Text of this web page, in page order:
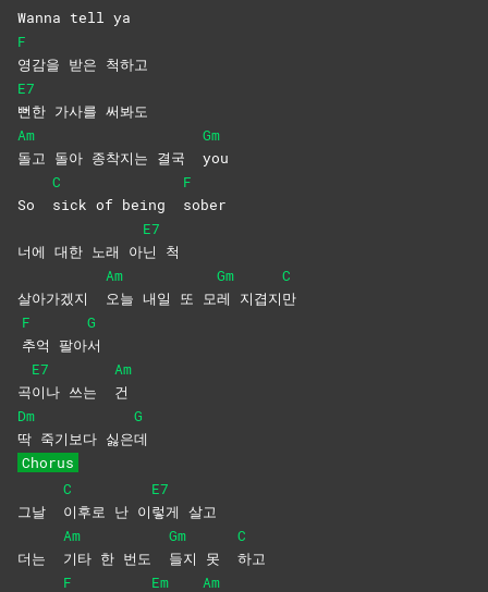
Wanna tell ya
F
영감을 받은 척하고
E7
뻔한 가사를 써봐도
Am
돌고 돌아 종착지는 결국
Gm
you
So
C
sick of being
F
sober
너에 대한 노래 아
E7
닌 척
살아가겠지
Am
오늘 내일 또 모
Gm
레 지겹지
C
만
F
추억 팔아
G
서
곡
E7
이나 쓰는
Am
건
Dm
딱 죽기보다 싫은
G
데
Chorus
그날
C
이후로 난 이
E7
렇게 살고
더는
Am
기타 한 번도
Gm
들지 못
C
하고
F
Em
Am